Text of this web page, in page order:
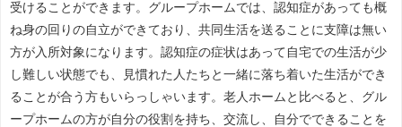
受けることができます。グループホームでは、認知症があっても概
ね身の回りの自立ができており、共同生活を送ることに支障は無い
方が入所対象になります。認知症の症状はあって自宅での生活が少
し難しい状態でも、見慣れた人たちと一緒に落ち着いた生活ができ
ることが合う方もいらっしゃいます。老人ホームと比べると、グル
ープホームの方が自分の役割を持ち、交流し、自分でできることを